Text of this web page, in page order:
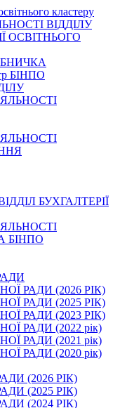
кластеру
ВІДДІЛУ
ОСВІТНЬОГО
БІНПО
БУХГАЛТЕРІЇ
БІНПО
РАДИ (2026 РІК)
РАДИ (2025 РІК)
РАДИ (2023 РІК)
РАДИ (2022 рік)
РАДИ (2021 рік)
РАДИ (2020 рік)
(2026 РІК)
(2025 РІК)
(2024 РІК)